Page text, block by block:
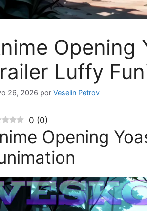
Opening
Luffy
26, 2026 por Veselin Petrov
0 (0)
Opening